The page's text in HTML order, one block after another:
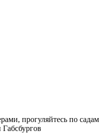
прогуляйтесь по садам